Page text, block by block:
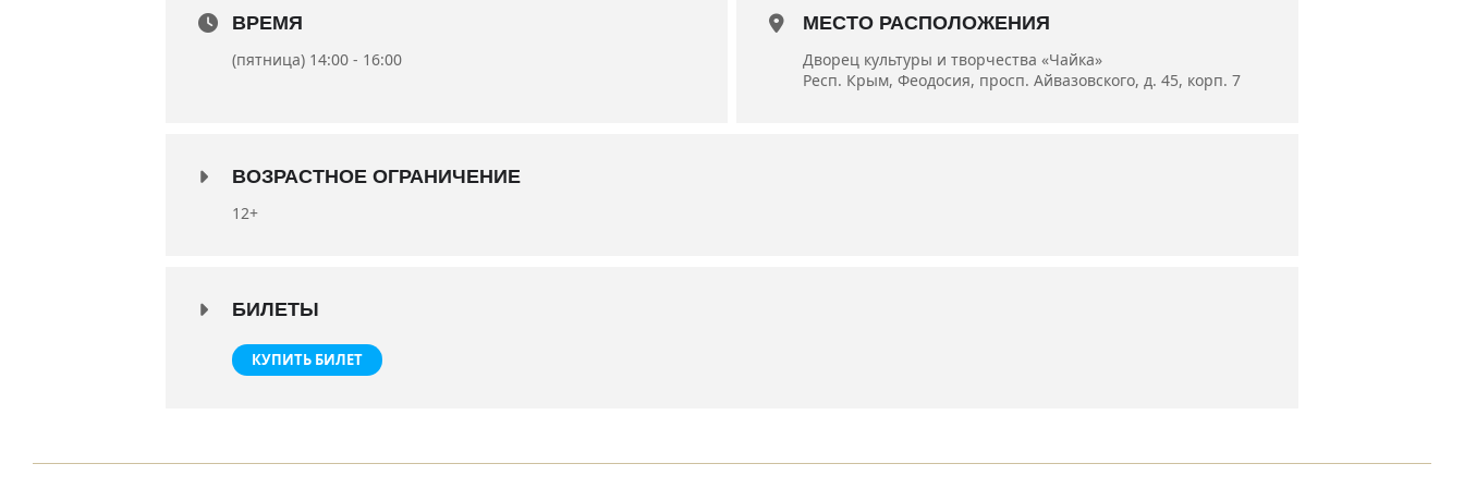
ВРЕМЯ
(пятница) 14:00 - 16:00
МЕСТО РАСПОЛОЖЕНИЯ
Дворец культуры и творчества «Чайка»
Респ. Крым, Феодосия, просп. Айвазовского, д. 45, корп. 7
ВОЗРАСТНОЕ ОГРАНИЧЕНИЕ
12+
БИЛЕТЫ
КУПИТЬ БИЛЕТ